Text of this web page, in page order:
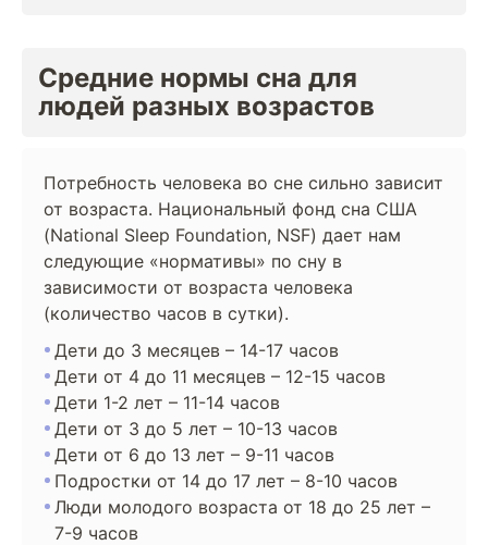
Средние нормы сна для
людей разных возрастов
Потребность человека во сне сильно зависит
от возраста. Национальный фонд сна США
(National Sleep Foundation, NSF) дает нам
следующие «нормативы» по сну в
зависимости от возраста человека
(количество часов в сутки).
Дети до 3 месяцев – 14-17 часов
Дети от 4 до 11 месяцев – 12-15 часов
Дети 1-2 лет – 11-14 часов
Дети от 3 до 5 лет – 10-13 часов
Дети от 6 до 13 лет – 9-11 часов
Подростки от 14 до 17 лет – 8-10 часов
Люди молодого возраста от 18 до 25 лет –
7-9 часов